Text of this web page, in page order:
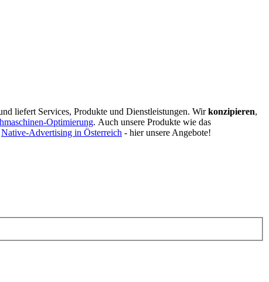
liefert Services, Produkte und Dienstleistungen. Wirkonzipieren,
Optimierung. Auch unsere Produkte wie das
Native-Advertising in Österreich - hier unsere Angebote!